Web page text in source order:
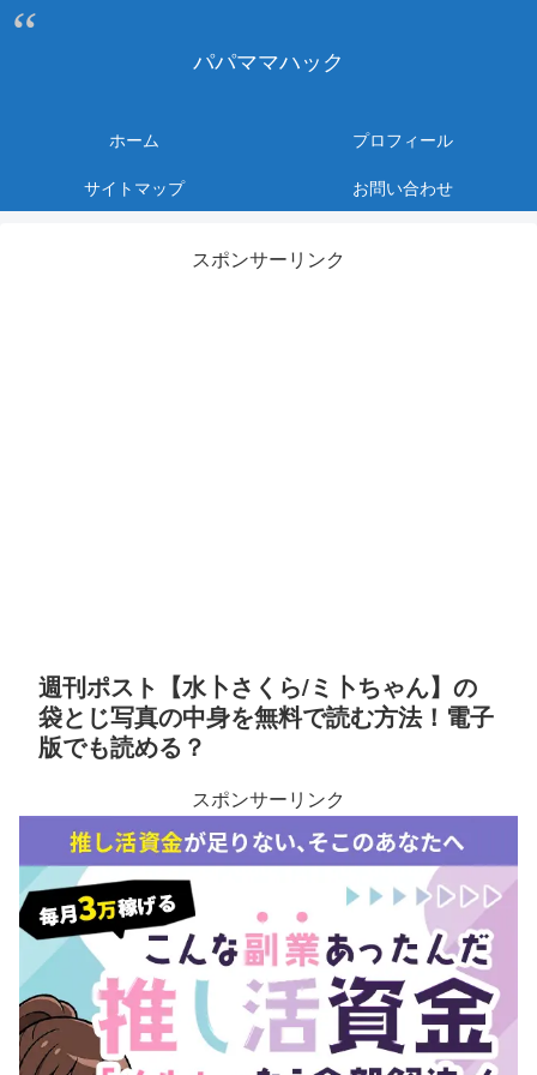
パパママハック
ホーム
プロフィール
サイトマップ
お問い合わせ
スポンサーリンク
週刊ポスト【水卜さくら/ミ卜ちゃん】の
袋とじ写真の中身を無料で読む方法！電子
版でも読める？
スポンサーリンク